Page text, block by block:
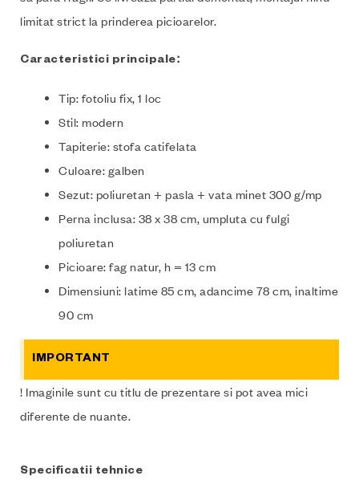
limitat strict la prinderea picioarelor.
Caracteristici principale:
Tip: fotoliu fix, 1 loc
Stil: modern
Tapiterie: stofa catifelata
Culoare: galben
Sezut: poliuretan + pasla + vata minet 300 g/mp
Perna inclusa: 38 x 38 cm, umpluta cu fulgi
poliuretan
Picioare: fag natur, h = 13 cm
Dimensiuni: latime 85 cm, adancime 78 cm, inaltime
90 cm
IMPORTANT
! Imaginile sunt cu titlu de prezentare si pot avea mici
diferente de nuante.
Specificatii tehnice